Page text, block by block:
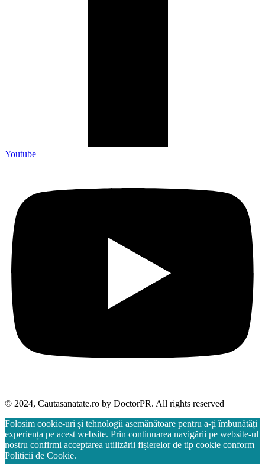
Youtube
© 2024, Cautasanatate.ro by DoctorPR. All rights reserved
Folosim cookie-uri și tehnologii asemănătoare pentru a-ți îmbunătăți
experiența pe acest website. Prin continuarea navigării pe website-ul
nostru confirmi acceptarea utilizării fișierelor de tip cookie conform
Politicii de Cookie.